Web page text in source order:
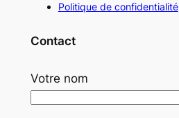
Politique de confidentialité
Contact
Votre nom